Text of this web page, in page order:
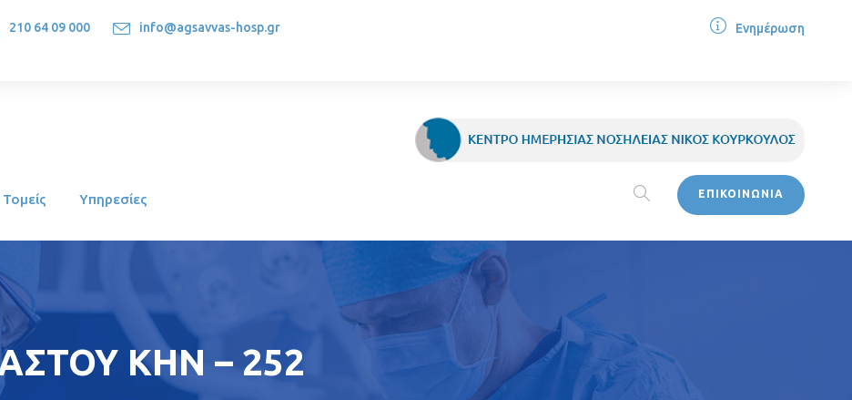
210 64 09 000 info@agsavvas-hosp.gr Ενημέρωση
Τομείς Υπηρεσίες ΕΠΙΚΟΙΝΩΝΙΑ
ΚΗΝ – 252